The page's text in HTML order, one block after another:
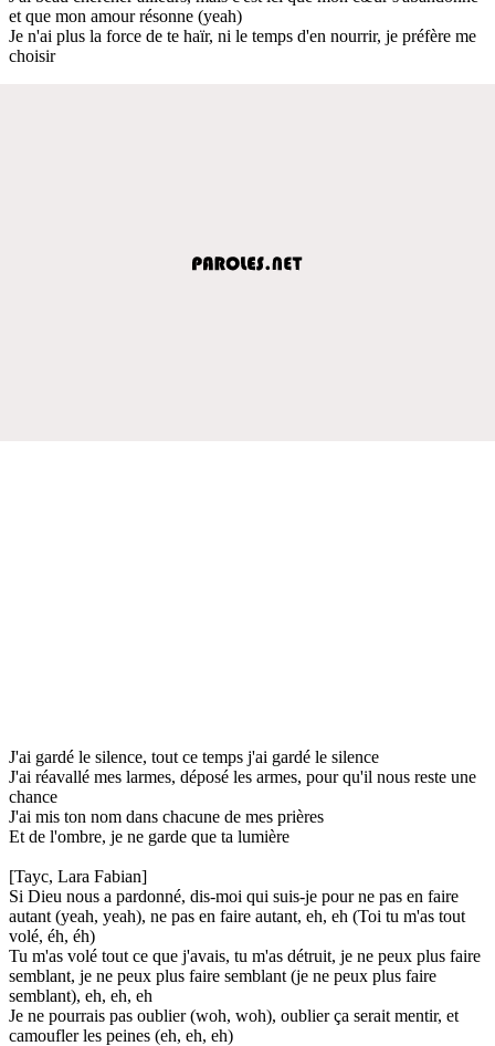
et que mon amour résonne (yeah)
Je n'ai plus la force de te haïr, ni le temps d'en nourrir, je préfère me
choisir
J'ai gardé le silence, tout ce temps j'ai gardé le silence
J'ai réavallé mes larmes, déposé les armes, pour qu'il nous reste une
chance
J'ai mis ton nom dans chacune de mes prières
Et de l'ombre, je ne garde que ta lumière
[Tayc, Lara Fabian]
Si Dieu nous a pardonné, dis-moi qui suis-je pour ne pas en faire
autant (yeah, yeah), ne pas en faire autant, eh, eh (Toi tu m'as tout
volé, éh, éh)
Tu m'as volé tout ce que j'avais, tu m'as détruit, je ne peux plus faire
semblant, je ne peux plus faire semblant (je ne peux plus faire
semblant), eh, eh, eh
Je ne pourrais pas oublier (woh, woh), oublier ça serait mentir, et
camoufler les peines (eh, eh, eh)